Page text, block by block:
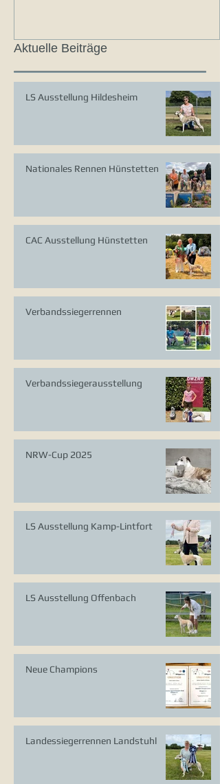
Aktuelle Beiträge
LS Ausstellung Hildesheim
Nationales Rennen Hünstetten
CAC Ausstellung Hünstetten
Verbandssiegerrennen
Verbandssiegerausstellung
NRW-Cup 2025
LS Ausstellung Kamp-Lintfort
LS Ausstellung Offenbach
Neue Champions
Landessiegerrennen Landstuhl